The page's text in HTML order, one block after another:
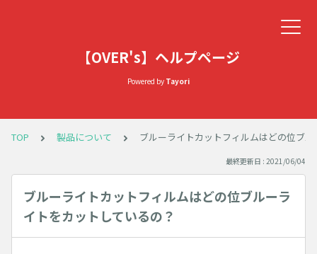
【OVER's】ヘルプページ
Powered by Tayori
TOP 製品について ブルーライトカットフィルムはどの位ブ
最終更新日 : 2021/06/04
ブルーライトカットフィルムはどの位ブルーラ
イトをカットしているの？